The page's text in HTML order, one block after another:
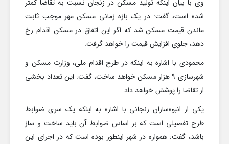
وی با بیان اینکه تولید مسکن در زنجان نسبت به تقاضا کمتر
شده است، گفت: در یک بازه زمانی مسکن مهر موجب ثابت
ماندن قیمت مسکن شد که اگر این اتفاق در مسکن اقدام رخ
دهد، جلوی افزایش قیمت را خواهد گرفت.
محمودی با اشاره به اینکه در طرح اقدام ملی، وزارت مسکن و
شهرسازی 9 هزار مسکن خواهد ساخت، گفت: این تعداد بخشی
از تقاضا را پوشش خواهد داد.
یکی از انبوه‌سازان زنجانی با اشاره به اینکه یک سری ضوابط
طرح تفصیلی است که بر اساس ضوابط آن باید ساخت و ساز
باشد، گفت: همواره در شهر اینطور بوده است که در اجرای این